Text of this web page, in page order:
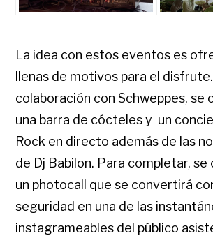
La idea con estos eventos es
llenas de motivos para el
colaboración con Schweppes, se
una barra de cócteles y un
Rock en directo además de las
de Dj Babilon. Para completar, se
un photocall que se convertirá
seguridad en una de las
instagrameables del público